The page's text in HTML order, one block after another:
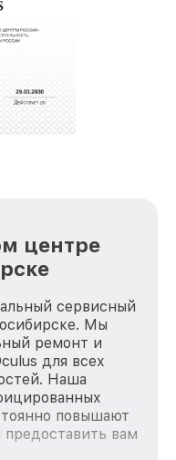
центре
сервисный
Мы
ремонт и
для всех
Наша
повышают
вам